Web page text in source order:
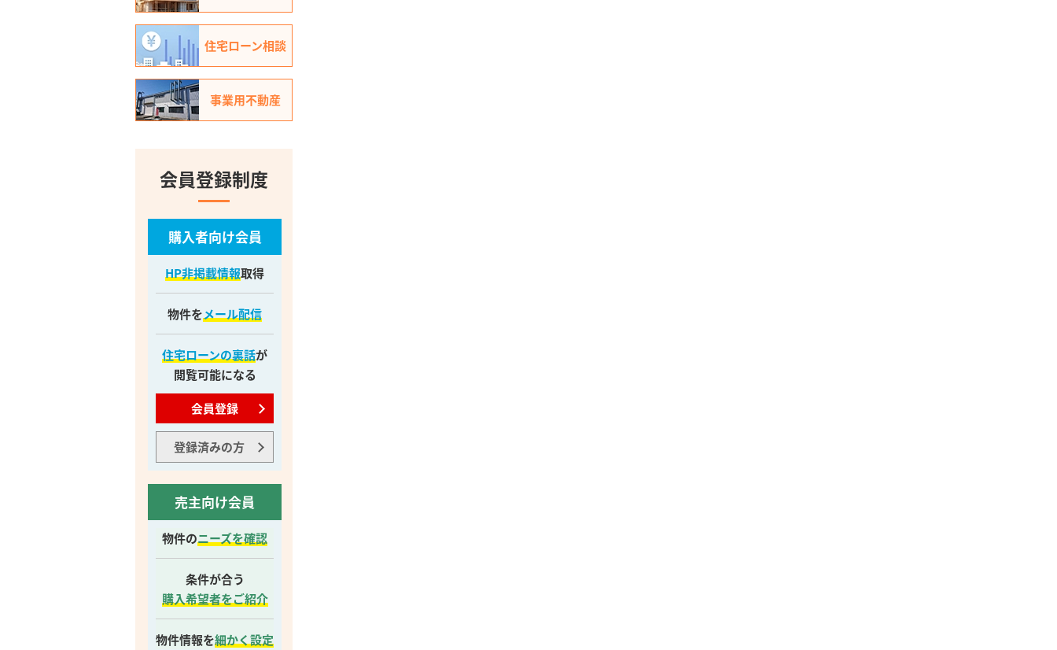
住宅ローン相談
事業用不動産
会員登録制度
購入者向け会員
HP非掲載情報取得
物件をメール配信
住宅ローンの裏話が
閲覧可能になる
会員登録
登録済みの方
売主向け会員
物件のニーズを確認
条件が合う
購入希望者をご紹介
物件情報を細かく設定